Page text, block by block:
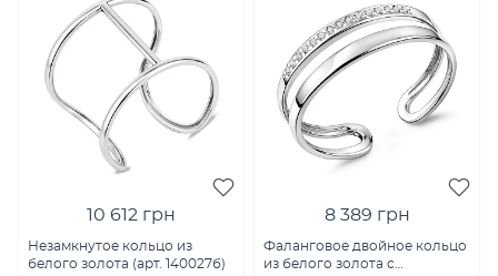
10 612 грн
Незамкнутое кольцо из
белого золота (арт. 140027б)
8 389 грн
Фаланговое двойное кольцо
из белого золота с